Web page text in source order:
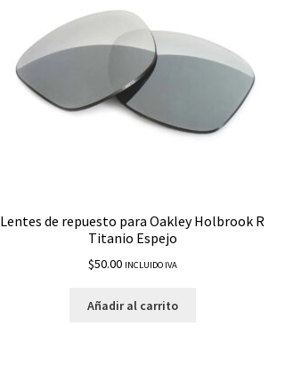
Lentes de repuesto para Oakley Holbrook R
Titanio Espejo
$50.00 INCLUIDO IVA
Añadir al carrito